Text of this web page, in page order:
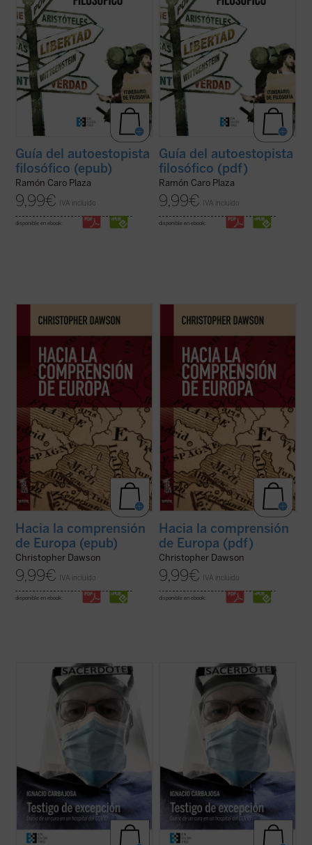
localizar tu propio ...
Guía del autoestopista
filosófico (epub)
Ramón Caro Plaza
9,99€ IVA incluido
disponible en ebook:
localizar tu propio ...
Guía del autoestopista
filosófico (pdf)
Ramón Caro Plaza
9,99€ IVA incluido
disponible en ebook:
En tiempos de fuertes rechazos y dudas
sobre la validez del proyecto europeo y,
comprensión de Europa
resulta un texto
tan iluminador como cuando se publicó por
(ver ficha)
Hacia la comprensión
de Europa (epub)
Christopher Dawson
9,99€ IVA incluido
disponible en ebook:
En tiempos de fuertes rechazos y dudas
sobre la validez del proyecto europeo y,
comprensión de Europa
resulta un texto
tan iluminador como cuando se publicó por
(ver ficha)
Hacia la comprensión
de Europa (pdf)
Christopher Dawson
9,99€ IVA incluido
disponible en ebook:
«Cuando entré en el hospital, el 2 de abril,
se alcanzaba el pico de fallecidos en un
solo día a causa del COVID-19: 950 en toda
España, una tercera parte en Madrid. Eran
los peores días de la pandemia. Los
hospitales estaban colapsados (...) ...
«Cuando entré en el hospital, el 2 de abril,
se alcanzaba el pico de fallecidos en un
solo día a causa del COVID-19: 950 en toda
España, una tercera parte en Madrid. Eran
los peores días de la pandemia. Los
hospitales estaban colapsados (...) ...